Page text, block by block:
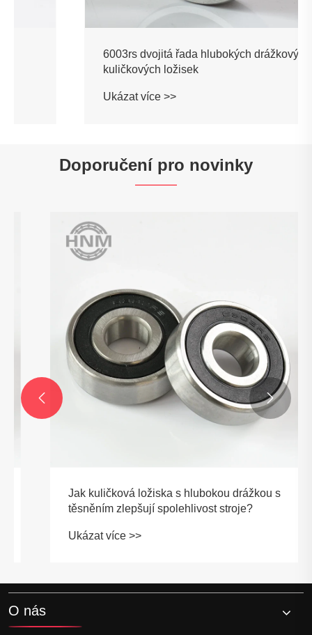
6003rs dvojitá řada hlubokých drážkových
kuličkových ložisek
Ukázat více >>
Doporučení pro novinky
Jak kuličková ložiska s hlubokou drážkou s
těsněním zlepšují spolehlivost stroje?
Ukázat více >>
 
O nás